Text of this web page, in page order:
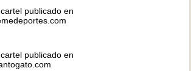
publicado en
publicado en